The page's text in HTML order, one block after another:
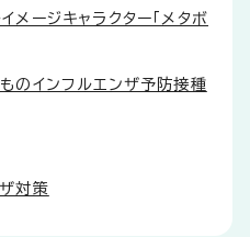
メージキャラクター「メタボ
のインフルエンザ予防接種
対策